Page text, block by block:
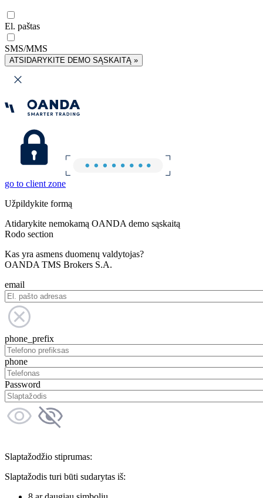
El. paštas
SMS/MMS
ATSIDARYKITE DEMO SĄSKAITĄ »
go to client zone
Užpildykite formą
Atidarykite nemokamą OANDA demo sąskaitą
Rodo section
Kas yra asmens duomenų valdytojas?
OANDA TMS Brokers S.A.
email
phone_prefix
phone
Password
Slaptažodžio stiprumas:
Slaptažodis turi būti sudarytas iš: